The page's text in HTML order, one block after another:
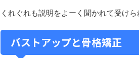
くれぐれも説明をよーく聞かれて受けら
バストアップと骨格矯正